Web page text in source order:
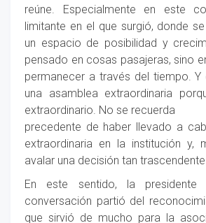
reúne. Especialmente en este
limitante en el que surgió, donde
un espacio de posibilidad y
pensado en cosas pasajeras, sino
permanecer a través del tiempo.
una asamblea extraordinaria
extraordinario. No se recuerda
precedente de haber llevado a
extraordinaria en la institución y,
avalar una decisión tan
En este sentido, la
conversación partió del
que sirvió de mucho para la